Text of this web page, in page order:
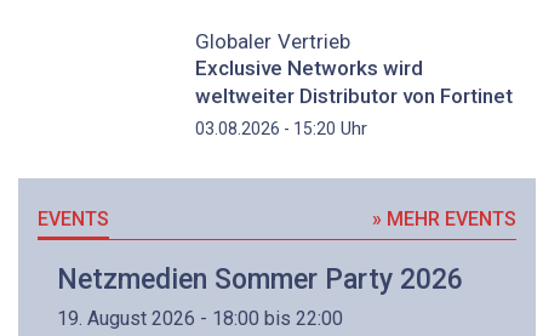
Globaler Vertrieb
Exclusive Networks wird
weltweiter Distributor von Fortinet
03.08.2026 - 15:20 Uhr
EVENTS » MEHR EVENTS
Netzmedien Sommer Party 2026
19. August 2026 - 18:00 bis 22:00